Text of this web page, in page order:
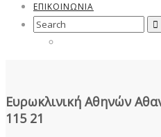
ΕΠΙΚΟΙΝΩΝΙΑ
Search
Ευρωκλινική Αθηνών
115 21